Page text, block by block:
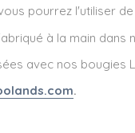
pourrez l'utiliser
à la main dans
avec nos bougies
.